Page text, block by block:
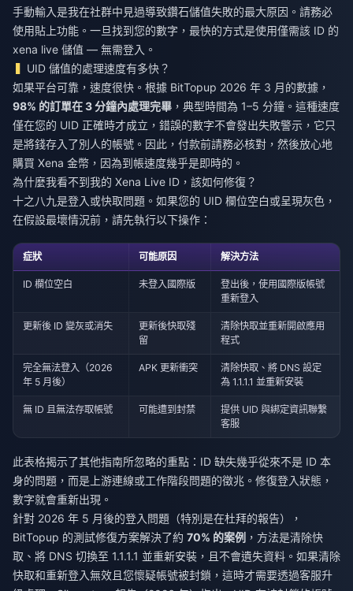
手動輸入是我在社群中見過導致鑽石儲值失敗的最大原因。請務必
使用貼上功能。一旦找到您的數字，最快的方式是使用僅需該 ID 的
xena live 儲值 — 無需登入。
UID 儲值的處理速度有多快？
如果平台可靠，速度很快。根據 BitTopup 2026 年 3 月的數據，
98% 的訂單在 3 分鐘內處理完畢 ，典型時間為 1–5 分鐘。這種速度
僅在您的 UID 正確時才成立，錯誤的數字不會發出失敗警示，它只
是將錢存入了別人的帳號。因此，付款前請務必核對，然後放心地
購買 Xena 金幣 ，因為到帳速度幾乎是即時的。
為什麼我看不到我的 Xena Live ID，該如何修復？
十之八九是登入或快取問題。如果您的 UID 欄位空白或呈現灰色，
在假設最壞情況前，請先執行以下操作：
症狀 可能原因 解決方法
ID 欄位空白 未登入國際版
登出後，使用國際版帳號
重新登入
更新後 ID 變灰或消失
更新後快取殘
留
清除快取並重新開啟應用
程式
完全無法登入（2026
年 5 月後）
APK 更新衝突
清除快取、將 DNS 設定
為 1.1.1.1 並重新安裝
無 ID 且無法存取帳號 可能遭到封禁
提供 UID 與綁定資訊聯繫
客服
此表格揭示了其他指南所忽略的重點：ID 缺失幾乎從來不是 ID 本
身的問題，而是上游連線或工作階段問題的徵兆。修復登入狀態，
數字就會重新出現。
針對 2026 年 5 月後的登入問題（特別是在杜拜的報告），
BitTopup 的測試修復方案解決了約 70% 的案例 ，方法是清除快
取、將 DNS 切換至 1.1.1.1 並重新安裝，且不會遺失資料。如果清除
快取和重新登入無效且您懷疑帳號被封鎖，這時才需要透過客服升